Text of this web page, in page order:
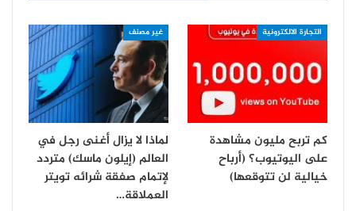
التجارة الالكترونية
كم تربح مليون مشاهدة
على اليوتيوب؟ (أرباح
خيالية لن تتوقعها)
غير مصنف
لماذا لا يزال أغنى رجل في
العالم (إيلون ماسك) متردد
لإتمام صفقة شرائه تويتر
العملاقة…